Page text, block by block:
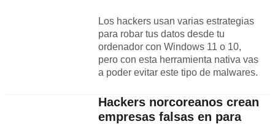
Los hackers usan varias estrategias
para robar tus datos desde tu
ordenador con Windows 11 o 10,
pero con esta herramienta nativa vas
a poder evitar este tipo de malwares.
Hackers norcoreanos crean
empresas falsas en para